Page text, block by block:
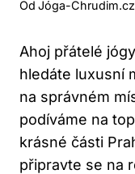
Od Jóga-Chrudim.cz
Ahoj přátelé
hledáte luxusní
na správném
podíváme na
krásné části
připravte se na